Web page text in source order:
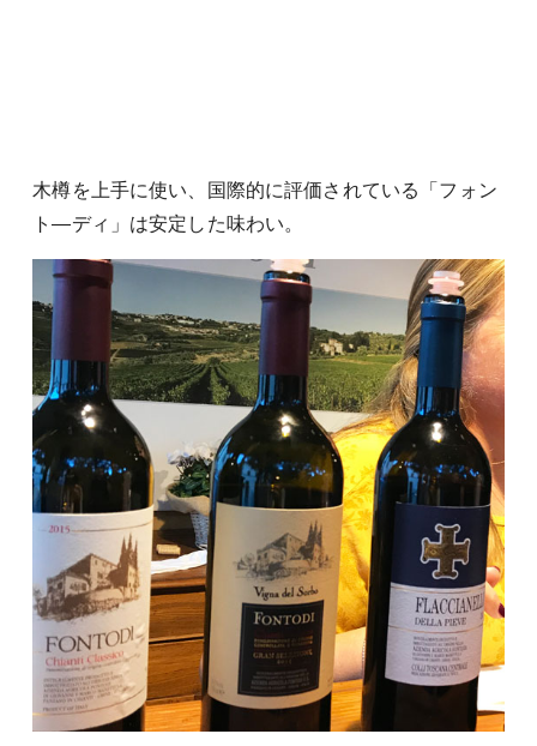
木樽を上手に使い、国際的に評価されている「フォン
ト―ディ」は安定した味わい。